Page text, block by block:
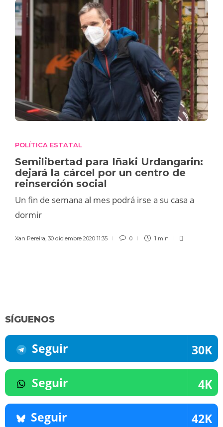
POLÍTICA ESTATAL
Semilibertad para Iñaki Urdangarin:
dejará la cárcel por un centro de
reinserción social
Un fin de semana al mes podrá irse a su casa a
dormir
Xan Pereira, 30 diciembre 2020 11:35 0 1 min
SÍGUENOS
Seguir 30K
Seguir 4K
Seguir 42K